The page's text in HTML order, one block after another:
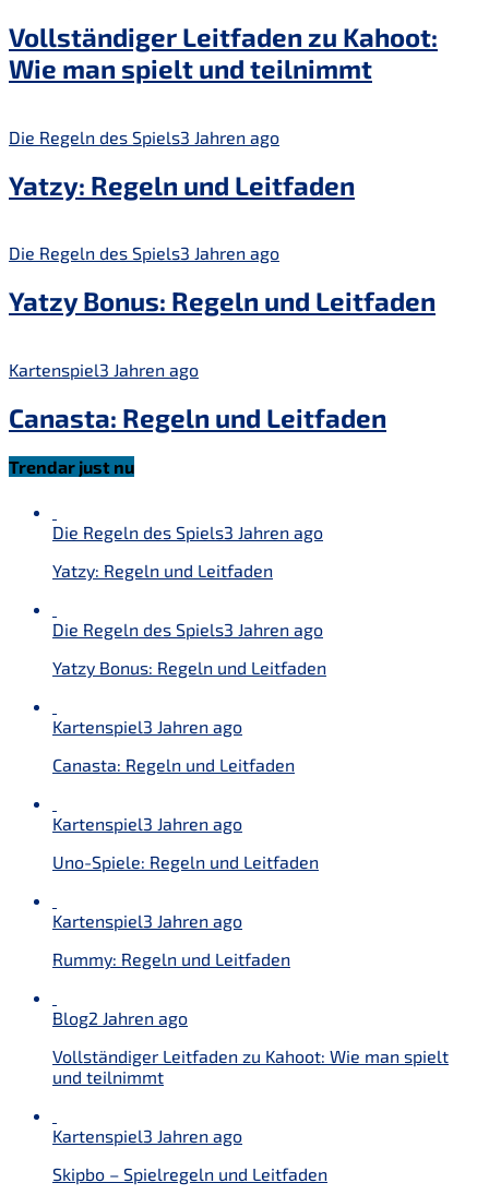
Vollständiger Leitfaden zu Kahoot:
Wie man spielt und teilnimmt
Die Regeln des Spiels3 Jahren ago
Yatzy: Regeln und Leitfaden
Die Regeln des Spiels3 Jahren ago
Yatzy Bonus: Regeln und Leitfaden
Kartenspiel3 Jahren ago
Canasta: Regeln und Leitfaden
Trendar just nu
Die Regeln des Spiels3 Jahren ago
Yatzy: Regeln und Leitfaden
Die Regeln des Spiels3 Jahren ago
Yatzy Bonus: Regeln und Leitfaden
Kartenspiel3 Jahren ago
Canasta: Regeln und Leitfaden
Kartenspiel3 Jahren ago
Uno-Spiele: Regeln und Leitfaden
Kartenspiel3 Jahren ago
Rummy: Regeln und Leitfaden
Blog2 Jahren ago
Vollständiger Leitfaden zu Kahoot: Wie man spielt
und teilnimmt
Kartenspiel3 Jahren ago
Skipbo – Spielregeln und Leitfaden